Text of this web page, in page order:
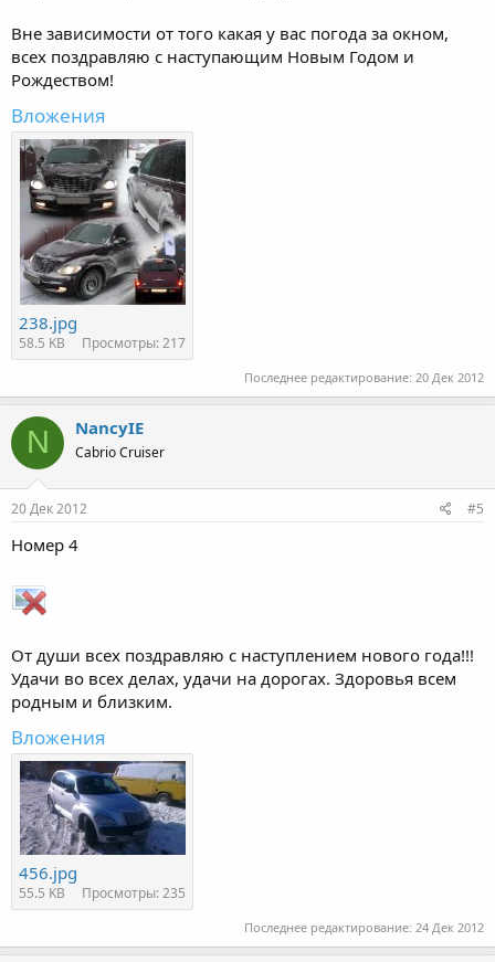
Вне зависимости от того какая у вас погода за окном,
всех поздравляю с наступающим Новым Годом и
Рождеством!
Вложения
238.jpg
58.5 KB Просмотры: 217
Последнее редактирование: 20 Дек 2012
N NancyIE
Cabrio Cruiser
20 Дек 2012 #5
Номер 4
От души всех поздравляю с наступлением нового года!!!
Удачи во всех делах, удачи на дорогах. Здоровья всем
родным и близким.
Вложения
456.jpg
55.5 KB Просмотры: 235
Последнее редактирование: 24 Дек 2012